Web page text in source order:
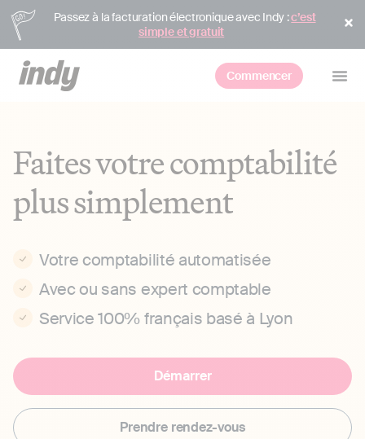
Passez à la facturation électronique avec Indy :c’est
simple et gratuit
Commencer
Faites votre comptabilité
plus simplement
Votre comptabilité automatisée
Avec ou sans expert comptable
Service 100% français basé à Lyon
Démarrer
Prendre rendez-vous